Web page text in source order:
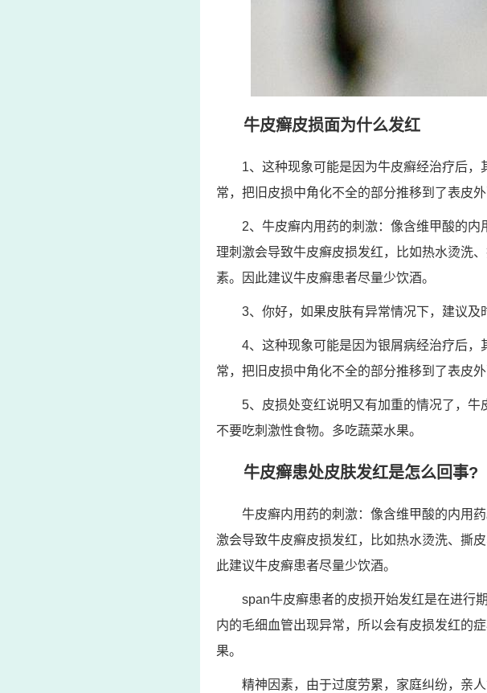
牛皮癣皮损面为什么发红
1、这种现象可能是因为牛皮癣经治疗后
常，把旧皮损中角化不全的部分推移到了表皮
2、牛皮癣内用药的刺激：像含维甲酸的
理刺激会导致牛皮癣皮损发红，比如热水烫洗
素。因此建议牛皮癣患者尽量少饮酒。
3、你好，如果皮肤有异常情况下，建议及
4、这种现象可能是因为银屑病经治疗后
常，把旧皮损中角化不全的部分推移到了表皮
5、皮损处变红说明又有加重的情况了，牛
不要吃刺激性食物。多吃蔬菜水果。
牛皮癣患处皮肤发红是怎么回事?
牛皮癣内用药的刺激：像含维甲酸的内用
激会导致牛皮癣皮损发红，比如热水烫洗、撕
此建议牛皮癣患者尽量少饮酒。
span牛皮癣患者的皮损开始发红是在进行
内的毛细血管出现异常，所以会有皮损发红的
果。
精神因素，由于过度劳累，家庭纠纷，亲